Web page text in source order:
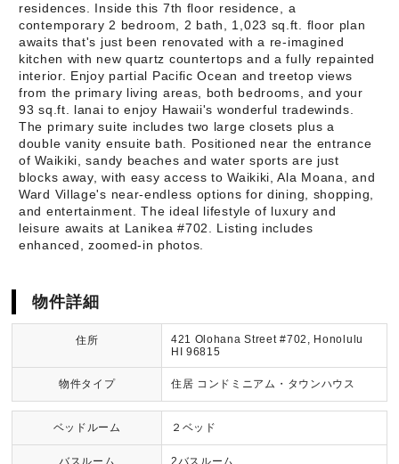
residences. Inside this 7th floor residence, a
contemporary 2 bedroom, 2 bath, 1,023 sq.ft. floor plan
awaits that's just been renovated with a re-imagined
kitchen with new quartz countertops and a fully repainted
interior. Enjoy partial Pacific Ocean and treetop views
from the primary living areas, both bedrooms, and your
93 sq.ft. lanai to enjoy Hawaii's wonderful tradewinds.
The primary suite includes two large closets plus a
double vanity ensuite bath. Positioned near the entrance
of Waikiki, sandy beaches and water sports are just
blocks away, with easy access to Waikiki, Ala Moana, and
Ward Village's near-endless options for dining, shopping,
and entertainment. The ideal lifestyle of luxury and
leisure awaits at Lanikea #702. Listing includes
enhanced, zoomed-in photos.
物件詳細
住所
421 Olohana Street #702, Honolulu
HI 96815
物件タイプ 住居 コンドミニアム・タウンハウス
ベッドルーム ２ベッド
バスルーム 2バスルーム